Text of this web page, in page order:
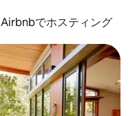
Airbnbでホスティング